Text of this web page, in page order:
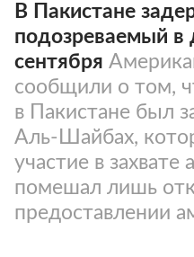
В Пакистане
подозреваемый в
сентября
сообщили о том,
в Пакистане был
Аль-Шайбах,
участие в захвате
помешал лишь
предоставлении